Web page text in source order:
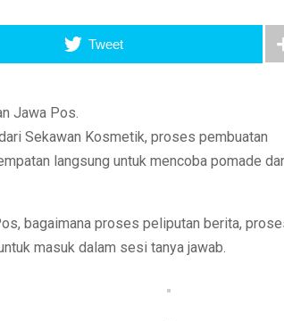
Tweet
Jawa Pos.
Sekawan Kosmetik, proses pembuatan
langsung untuk mencoba pomade
bagaimana proses peliputan berita,
masuk dalam sesi tanya jawab.